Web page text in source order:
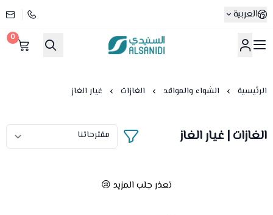
العربية
متجر السنيدي
0
الرئيسية الشواء والمواقد الغازات غيار الغاز
الغازات | غيار الغاز
تعذر جلب المزيد 😢